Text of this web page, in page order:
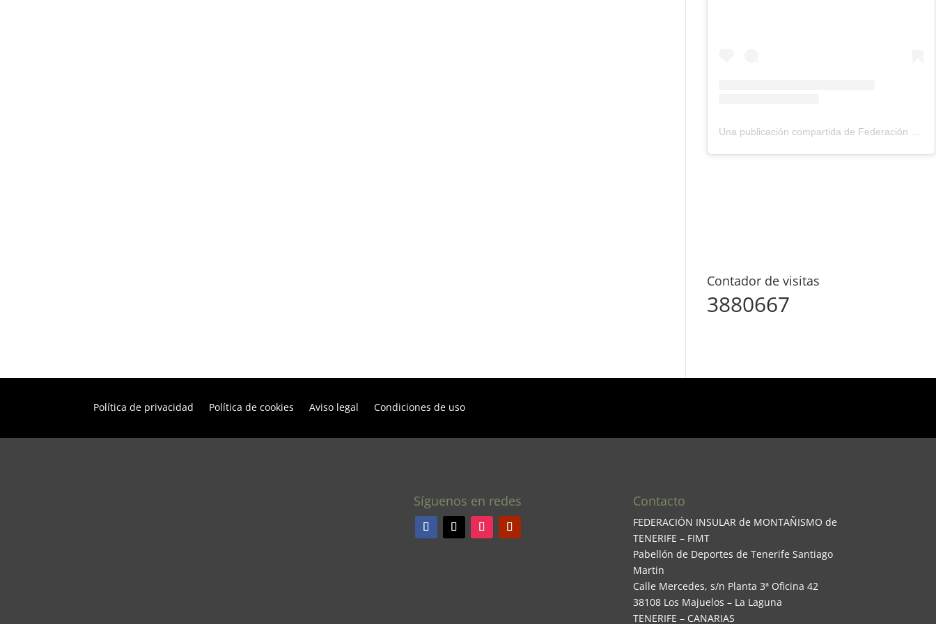
Contador de visitas
3880667
Política de privacidad Política de cookies Aviso legal Condiciones de uso
Síguenos en redes Contacto
FEDERACIÓN INSULAR de MONTAÑISMO de
TENERIFE – FIMT
Pabellón de Deportes de Tenerife Santiago
Martin
Calle Mercedes, s/n Planta 3ª Oficina 42
38108 Los Majuelos – La Laguna
TENERIFE – CANARIAS